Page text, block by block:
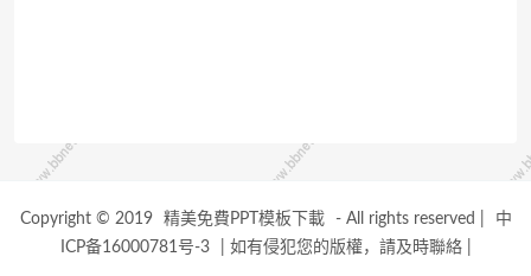
Copyright © 2019 精美免費PPT模板下載 - All rights reserved
中
ICP备16000781号-3
如有侵犯您的版權，請及時聯絡|